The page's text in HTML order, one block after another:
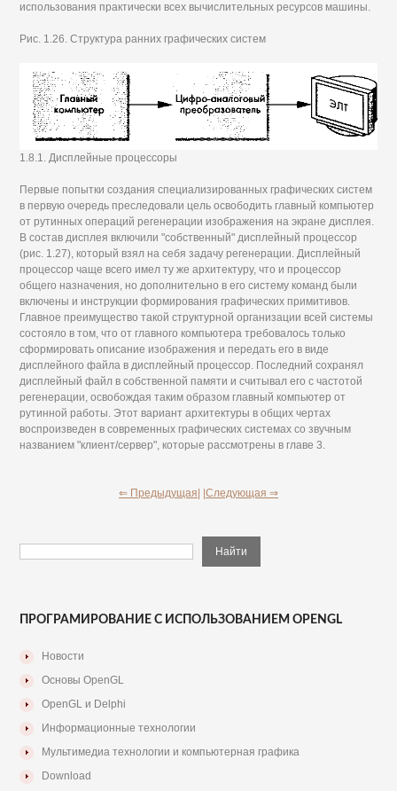
использования практически всех вычислительных ресурсов машины.
Рис. 1.26. Структура ранних графических систем
1.8.1. Дисплейные процессоры
Первые попытки создания специализированных графических систем
в первую очередь преследовали цель освободить главный компьютер
от рутинных операций регенерации изображения на экране дисплея.
В состав дисплея включили "собственный" дисплейный процессор
(рис. 1.27), который взял на себя задачу регенерации. Дисплейный
процессор чаще всего имел ту же архитектуру, что и процессор
общего назначения, но дополнительно в его систему команд были
включены и инструкции формирования графических примитивов.
Главное преимущество такой структурной организации всей системы
состояло в том, что от главного компьютера требовалось только
сформировать описание изображения и передать его в виде
дисплейного файла в дисплейный процессор. Последний сохранял
дисплейный файл в собственной памяти и считывал его с частотой
регенерации, освобождая таким образом главный компьютер от
рутинной работы. Этот вариант архитектуры в общих чертах
воспроизведен в современных графических системах со звучным
названием "клиент/сервер", которые рассмотрены в главе 3.
⇐ Предыдущая| |Следующая ⇒
ПРОГРАМИРОВАНИЕ С ИСПОЛЬЗОВАНИЕМ OPENGL
Новости
Основы OpenGL
OpenGL и Delphi
Информационные технологии
Мультимедиа технологии и компьютерная графика
Download